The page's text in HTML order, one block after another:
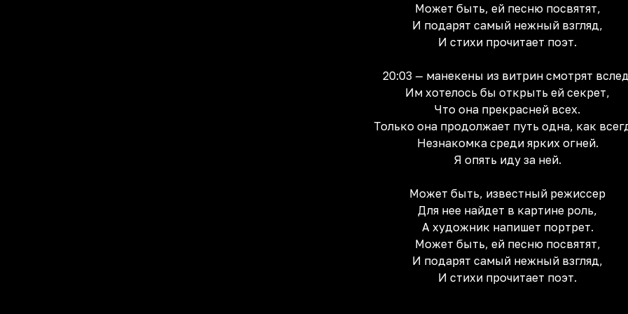
Может быть, ей песню посвятят,
И подарят самый нежный взгляд,
И стихи прочитает поэт.
20:03 — манекены из витрин смотрят
Им хотелось бы открыть ей секрет,
Что она прекрасней всех.
Только она продолжает путь одна, как
Незнакомка среди ярких огней.
Я опять иду за ней.
Может быть, известный режиссер
Для нее найдет в картине роль,
А художник напишет портрет.
Может быть, ей песню посвятят,
И подарят самый нежный взгляд,
И стихи прочитает поэт.